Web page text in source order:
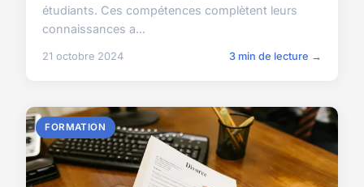
étudiants. Ces compétences complètent leurs
connaissances a...
21 octobre 2024 3 min de lecture →
FORMATION